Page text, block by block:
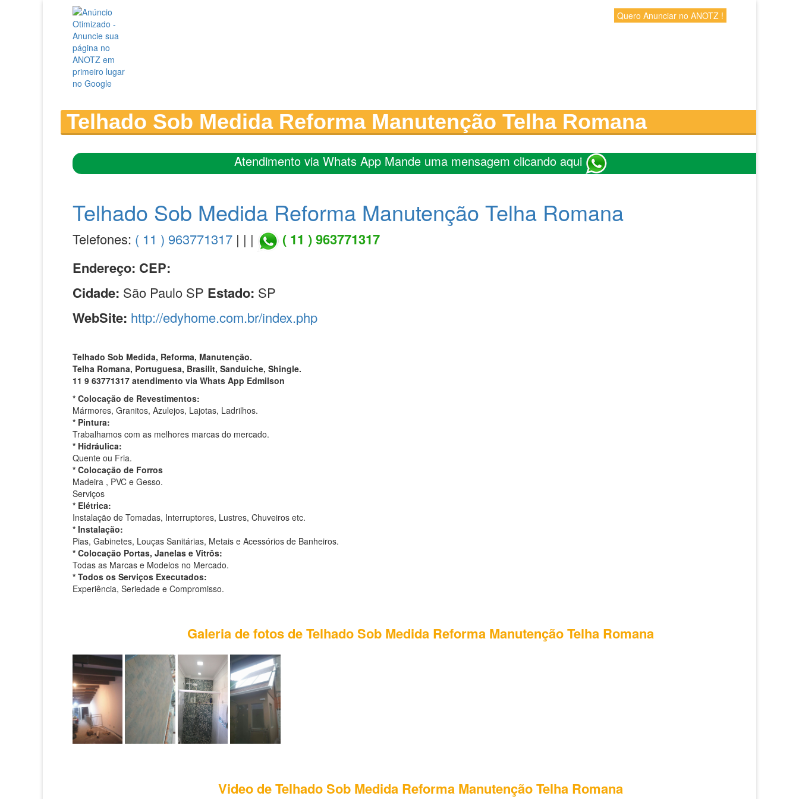
Quero Anunciar no ANOTZ !
Telhado Sob Medida Reforma Manutenção Telha Romana
Atendimento via Whats App Mande uma mensagem clicando aqui
Telhado Sob Medida Reforma Manutenção Telha Romana
Telefones: ( 11 ) 963771317 | | |
( 11 ) 963771317
Endereço: CEP:
Cidade: São Paulo SP Estado: SP
WebSite: http://edyhome.com.br/index.php
Telhado Sob Medida, Reforma, Manutenção.
Telha Romana, Portuguesa, Brasilit, Sanduiche, Shingle.
11 9 63771317 atendimento via Whats App Edmilson
* Colocação de Revestimentos:
Mármores, Granitos, Azulejos, Lajotas, Ladrilhos.
* Pintura:
Trabalhamos com as melhores marcas do mercado.
* Hidráulica:
Quente ou Fria.
* Colocação de Forros
Madeira , PVC e Gesso.
Serviços
* Elétrica:
Instalação de Tomadas, Interruptores, Lustres, Chuveiros etc.
* Instalação:
Pias, Gabinetes, Louças Sanitárias, Metais e Acessórios de Banheiros.
* Colocação Portas, Janelas e Vitrôs:
Todas as Marcas e Modelos no Mercado.
* Todos os Serviços Executados:
Experiência, Seriedade e Compromisso.
Galeria de fotos de Telhado Sob Medida Reforma Manutenção Telha Romana
Video de Telhado Sob Medida Reforma Manutenção Telha Romana